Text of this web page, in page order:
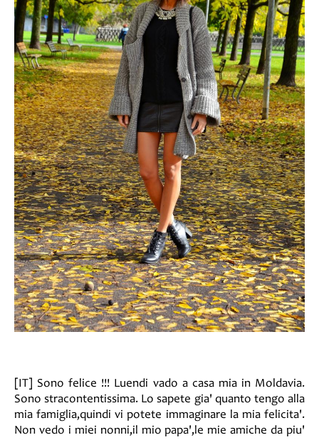
[IT] Sono felice !!! Luendi vado a casa mia in Moldavia.
Sono stracontentissima. Lo sapete gia' quanto tengo alla
mia famiglia,quindi vi potete immaginare la mia felicita'.
Non vedo i miei nonni,il mio papa',le mie amiche da piu'